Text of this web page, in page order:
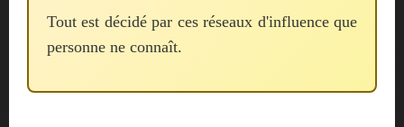
Tout est décidé par ces réseaux d'influence que
personne ne connaît.